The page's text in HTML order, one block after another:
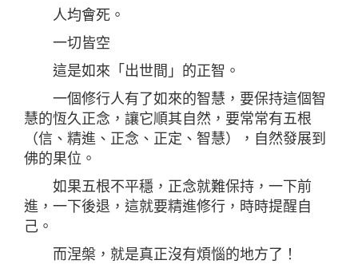
人均會死。
一切皆空
這是如來「出世間」的正智。
一個修行人有了如來的智慧，要保持這個智
慧的恆久正念，讓它順其自然，要常常有五根
（信、精進、正念、正定、智慧），自然發展到
佛的果位。
如果五根不平穩，正念就難保持，一下前
進，一下後退，這就要精進修行，時時提醒自
己。
而涅槃，就是真正沒有煩惱的地方了！